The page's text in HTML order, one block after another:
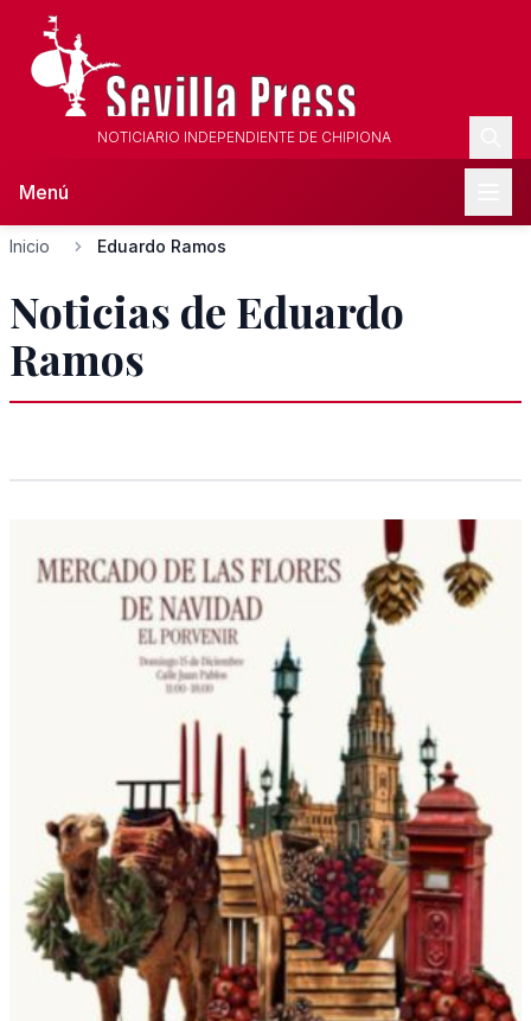
NOTICIARIO INDEPENDIENTE DE CHIPIONA
Menú
Inicio Eduardo Ramos
Noticias de Eduardo
Ramos